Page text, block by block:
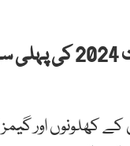
اسلام آباد (شہزاد
اور گیمز